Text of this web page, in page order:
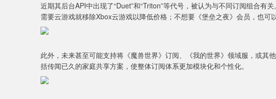
近期其后台API中出现了“Duet”和“Triton”等代号，被认为与不同订阅组合有
需要云游戏就移除Xbox云游戏以降低价格；不想要《堡垒之夜》会员，也可
此外，未来甚至可能支持将《魔兽世界》订阅、《我的世界》领域服，或其
括传闻已久的家庭共享方案，使整体订阅体系更加模块化和个性化。